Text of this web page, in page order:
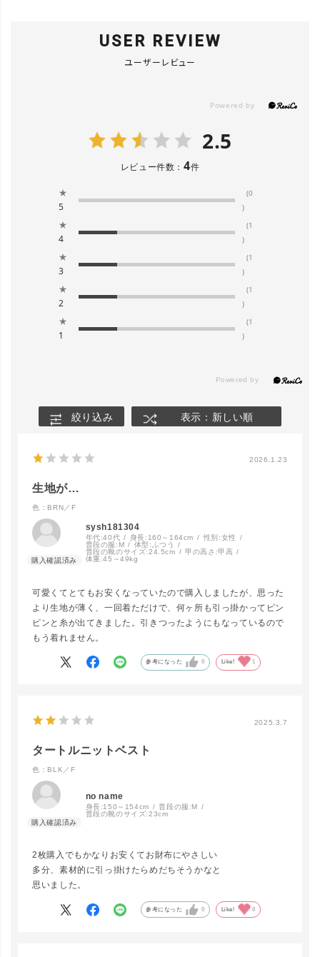
USER REVIEW
ユーザーレビュー
2.5
レビュー件数： 4件
★
5
(0
)
★
4
(1
)
★
3
(1
)
★
2
(1
)
★
1
(1
)
絞り込み 表示：新しい順
2026.1.23
生地が…
色：BRN／F
sysh181304
年代:40代 身長: 160～164cm 性別:女性
普段の服: M 体型: ふつう
普段の靴のサイズ:24.5cm 甲の高さ:甲高
体重:45～49kg
可愛くてとてもお安くなっていたので購入しましたが、思った
より生地が薄く、一回着ただけで、何ヶ所も引っ掛かってピン
ピンと糸が出てきました。引きつったようにもなっているので
もう着れません。
参考になった 0 Like! 1
2025.3.7
タートルニットベスト
色：BLK／F
no name
身長:150～154cm 普段の服:M
普段の靴のサイズ:23cm
2枚購入でもかなりお安くてお財布にやさしい
多分、素材的に引っ掛けたらめだちそうかなと
思いました。
参考になった 0 Like! 0